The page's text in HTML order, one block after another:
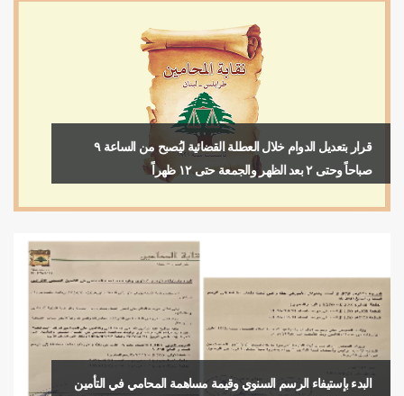
قرار بتعديل الدوام خلال العطلة القضائية ليُصبح من الساعة ٩
صباحاً وحتى ٢ بعد الظهر والجمعة حتى ١٢ ظهراً
البدء بإستيفاء الرسم السنوي وقيمة مساهمة المحامي في التأمين